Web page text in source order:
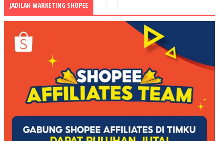
JADILAH MARKETING SHOPEE